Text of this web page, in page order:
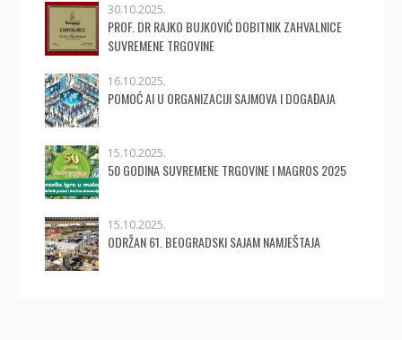
30.10.2025.
PROF. DR RAJKO BUJKOVIĆ DOBITNIK ZAHVALNICE
SUVREMENE TRGOVINE
16.10.2025.
POMOĆ AI U ORGANIZACIJI SAJMOVA I DOGAĐAJA
15.10.2025.
50 GODINA SUVREMENE TRGOVINE I MAGROS 2025
15.10.2025.
ODRŽAN 61. BEOGRADSKI SAJAM NAMJEŠTAJA